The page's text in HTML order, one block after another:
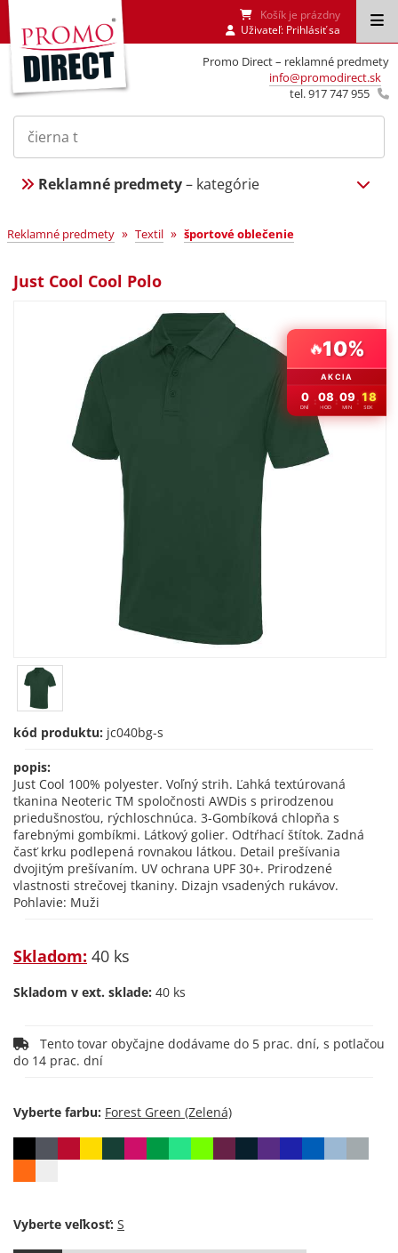
Promo Direct – reklamné predmety
info@promodirect.sk
tel. 917 747 955
Košík je prázdny
Uživateľ: Prihlásiť sa
Reklamné predmety– kategórie
Reklamné predmety » Textil » športové oblečenie
Just Cool Cool Polo
🔥10%
AKCIA
0
DNÍ
:08
HOD
:09
MIN
: 17
SEK
kód produktu: jc040bg-s
popis:
Just Cool 100% polyester. Voľný strih. Ľahká textúrovaná
tkanina Neoteric TM spoločnosti AWDis s prirodzenou
priedušnosťou, rýchloschnúca. 3-Gombíková chlopňa s
farebnými gombíkmi. Látkový golier. Odtŕhací štítok. Zadná
časť krku podlepená rovnakou látkou. Detail prešívania
dvojitým prešívaním. UV ochrana UPF 30+. Prirodzené
vlastnosti strečovej tkaniny. Dizajn vsadených rukávov.
Pohlavie: Muži
Skladom: 40 ks
Skladom v ext. sklade: 40 ks
do 14 prac. dní
Vyberte farbu:
Vyberte veľkosť: